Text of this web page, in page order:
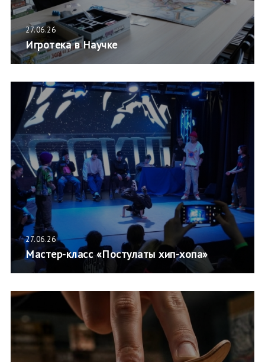
27.06.26
Игротека в Научке
27.06.26
Мастер-класс «Постулаты хип-хопа»